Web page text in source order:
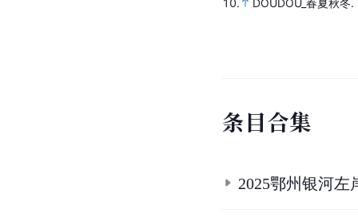
10.
DOUDOU_春夏秋冬.
条目合集
2025鄂州银河左